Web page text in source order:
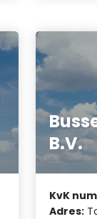
B.V.
KvK
Adres: